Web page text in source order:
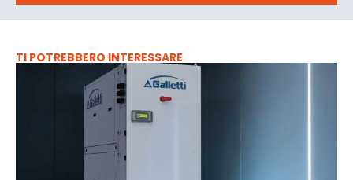
TI POTREBBERO INTERESSARE